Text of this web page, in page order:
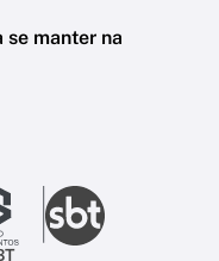
se manter na